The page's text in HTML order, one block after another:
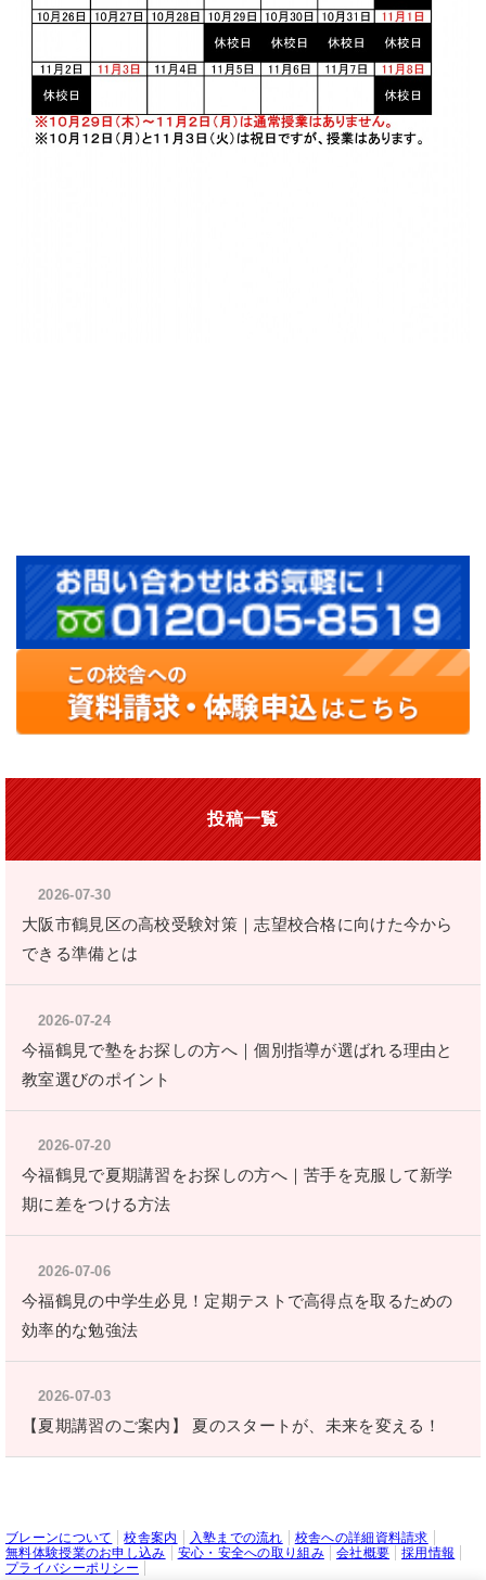
投稿一覧
2026-07-30
大阪市鶴見区の高校受験対策｜志望校合格に向けた今から
できる準備とは
2026-07-24
今福鶴見で塾をお探しの方へ｜個別指導が選ばれる理由と
教室選びのポイント
2026-07-20
今福鶴見で夏期講習をお探しの方へ｜苦手を克服して新学
期に差をつける方法
2026-07-06
今福鶴見の中学生必見！定期テストで高得点を取るための
効率的な勉強法
2026-07-03
【夏期講習のご案内】 夏のスタートが、未来を変える！
ブレーンについて 校舎案内 入塾までの流れ
校舎への詳細資料請求
無料体験授業のお申し込み
安心・安全への取り組み 会社概要
採用情報
プライバシーポリシー